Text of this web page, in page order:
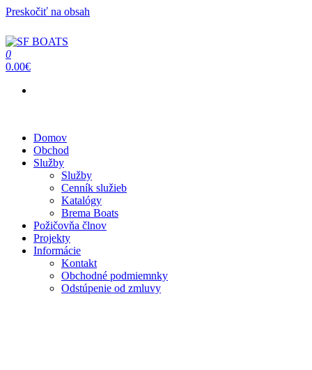
Preskočiť na obsah
SF BOATS
Predaj, oprava, servis člnov a lodí
0
0.00€
Domov
Obchod
Služby
Služby
Cenník služieb
Katalógy
Brema Boats
Požičovňa člnov
Projekty
Informácie
Kontakt
Obchodné podmiemnky
Odstúpenie od zmluvy